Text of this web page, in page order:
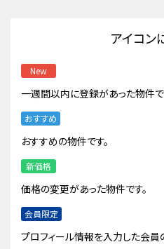
アイコン
New
一週間以内に登録があった物件で
おすすめ
おすすめの物件です。
新価格
価格の変更があった物件です。
会員限定
プロフィール情報を入力した会員